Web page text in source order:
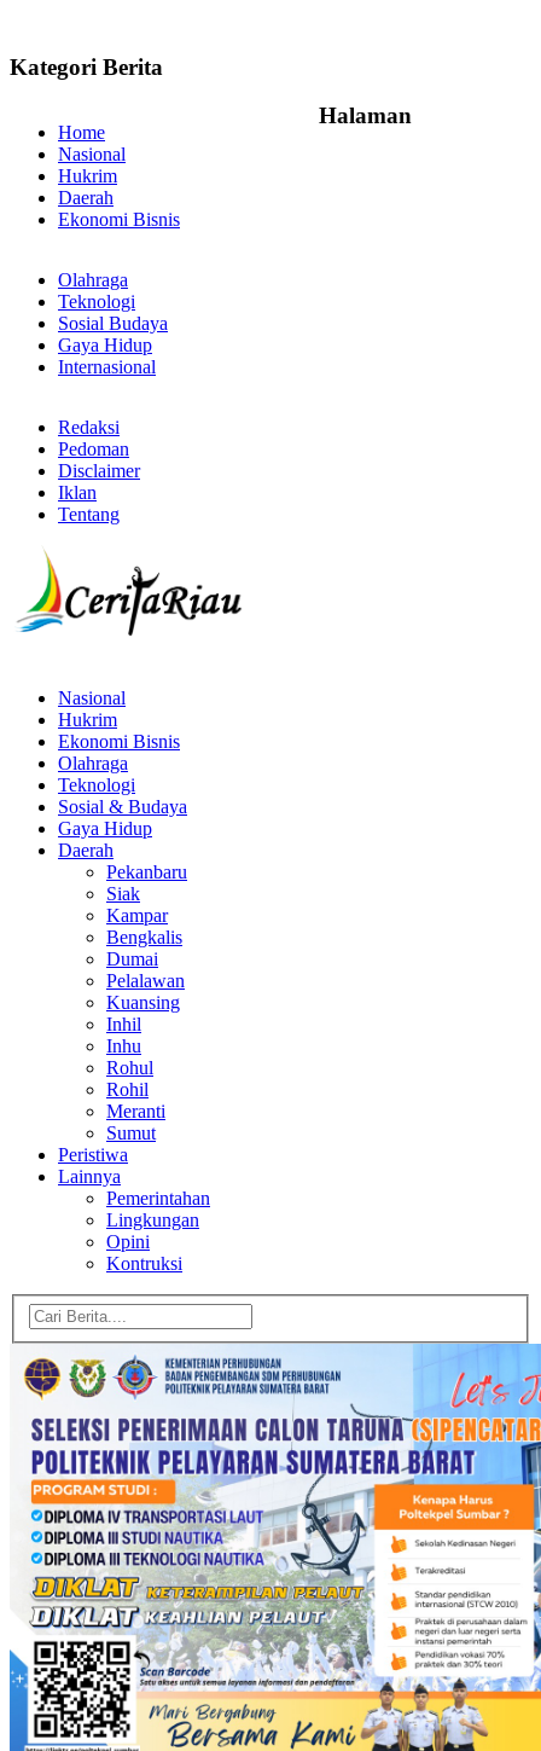
Kategori Berita
Home
Nasional
Hukrim
Daerah
Ekonomi Bisnis
Olahraga
Teknologi
Sosial Budaya
Gaya Hidup
Internasional
Halaman
Redaksi
Pedoman
Disclaimer
Iklan
Tentang
Nasional
Hukrim
Ekonomi Bisnis
Olahraga
Teknologi
Sosial & Budaya
Gaya Hidup
Daerah
Pekanbaru
Siak
Kampar
Bengkalis
Dumai
Pelalawan
Kuansing
Inhil
Inhu
Rohul
Rohil
Meranti
Sumut
Peristiwa
Lainnya
Pemerintahan
Lingkungan
Opini
Kontruksi